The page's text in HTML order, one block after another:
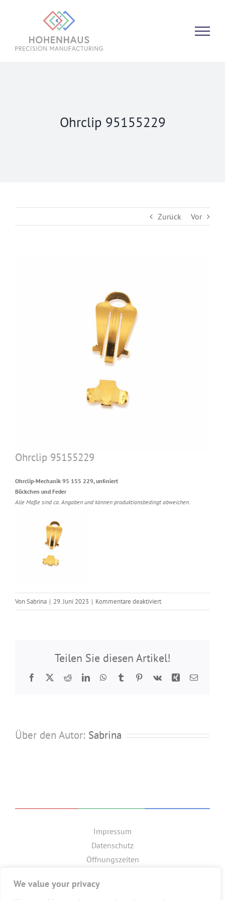
We value your privacy
springen
Ohrclip 95155229
Zurück Vor
Ohrclip 95155229
Ohrclip-Mechanik 95 155 229, unfiniert
Böckchen und Feder
Alle Maße sind ca. Angaben und können produktionsbedingt abweichen.
VonSabrina | 29. Juni 2023 | Kommentare deaktiviertfür
Ohrclip
Teilen Sie diesen Artikel!
Facebook
TwitterRedditLinkedInWhatsApp
TumblrPinterest
Vk Xing E-
Über den Autor: Sabrina
Impressum
Datenschutz
Öffnungszeiten
GET SOCIAL